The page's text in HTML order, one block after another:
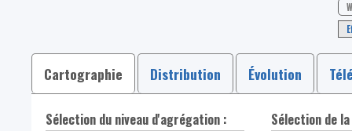
Cartographie Distribution Évolution
Sélection du niveau d'agrégation : Sélection de